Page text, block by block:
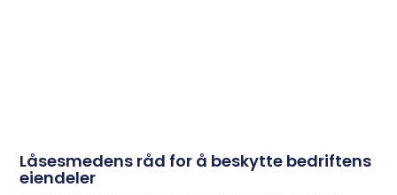
Låsesmedens råd for å beskytte bedriftens
eiendeler